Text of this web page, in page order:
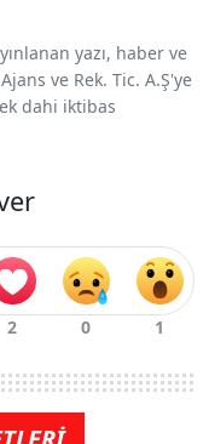
yazı, haber ve
ve Rek. Tic. A.Ş'ye
dahi iktibas